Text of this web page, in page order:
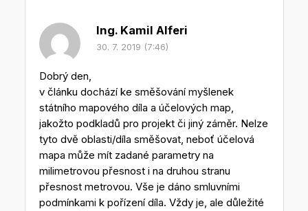
Ing. Kamil Alferi
30. 7. 2019 (7:46)
Dobrý den,
v článku dochází ke směšování myšlenek
státního mapového díla a účelových map,
jakožto podkladů pro projekt či jiný záměr. Nelze
tyto dvě oblasti/díla směšovat, neboť účelová
mapa může mít zadané parametry na
milimetrovou přesnost i na druhou stranu
přesnost metrovou. Vše je dáno smluvními
podmínkami k pořízení díla. Vždy je, ale důležité